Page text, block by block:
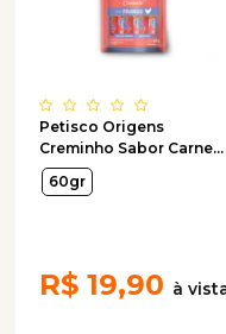
Petisco Origens
Creminho Sabor Carne
para Gatos com 4
Unidades de 15g
60gr
R$ 19,90